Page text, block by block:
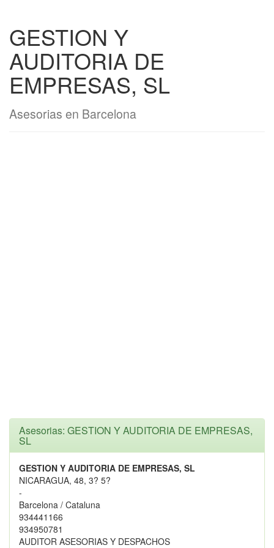
GESTION Y
AUDITORIA DE
EMPRESAS, SL
Asesorias en Barcelona
Asesorias: GESTION Y AUDITORIA DE EMPRESAS,
SL
GESTION Y AUDITORIA DE EMPRESAS, SL
NICARAGUA, 48, 3? 5?
-
Barcelona / Cataluna
934441166
934950781
AUDITOR ASESORIAS Y DESPACHOS